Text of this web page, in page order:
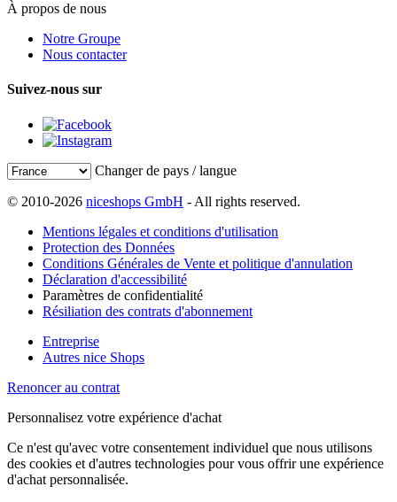
À propos de nous
Notre Groupe
Nous contacter
Suivez-nous sur
Changer de pays / langue
© 2010-2026 niceshops GmbH - All rights reserved.
Mentions légales et conditions d'utilisation
Protection des Données
Conditions Générales de Vente et politique d'annulation
Déclaration d'accessibilité
Paramètres de confidentialité
Résiliation des contrats d'abonnement
Entreprise
Autres nice Shops
Renoncer au contrat
Personnalisez votre expérience d'achat
Ce n'est qu'avec votre consentement individuel que nous utilisons
des cookies et d'autres technologies pour vous offrir une expérience
d'achat personnalisée.